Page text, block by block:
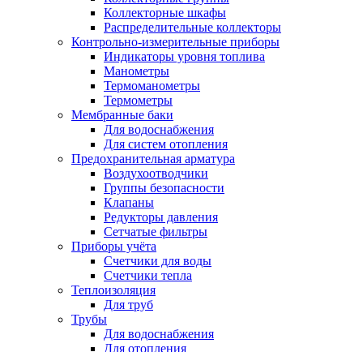
Коллекторные шкафы
Распределительные коллекторы
Контрольно-измерительные приборы
Индикаторы уровня топлива
Манометры
Термоманометры
Термометры
Мембранные баки
Для водоснабжения
Для систем отопления
Предохранительная арматура
Воздухоотводчики
Группы безопасности
Клапаны
Редукторы давления
Сетчатые фильтры
Приборы учёта
Счетчики для воды
Счетчики тепла
Теплоизоляция
Для труб
Трубы
Для водоснабжения
Для отопления